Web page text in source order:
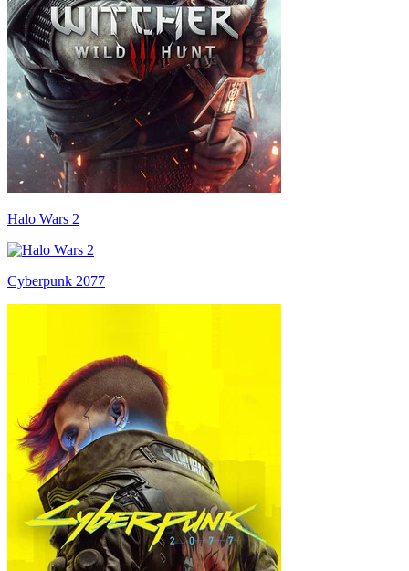
Halo Wars 2
Cyberpunk 2077